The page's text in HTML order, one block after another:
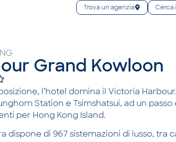
Trova un'agenzia Cerca
Grand Kowloon
l’hotel domina il Victoria
Station e Tsimshatsui, ad un
per Hong Kong Island.
dispone di 967 sistemazioni di lusso, tra